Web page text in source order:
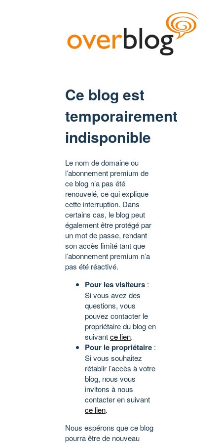
Ce blog est
temporairement
indisponible
Le nom de domaine ou
l’abonnement premium de
ce blog n’a pas été
renouvelé, ce qui explique
cette interruption. Dans
certains cas, le blog peut
également être protégé par
un mot de passe, rendant
son accès limité tant que
l’abonnement premium n’a
pas été réactivé.
Pour les visiteurs :
Si vous avez des
questions, vous
pouvez contacter le
propriétaire du blog en
suivantce lien.
Pour le propriétaire :
Si vous souhaitez
rétablir l’accès à votre
blog, nous vous
invitons à nous
contacter en suivant
ce lien.
Nous espérons que ce blog
pourra être de nouveau